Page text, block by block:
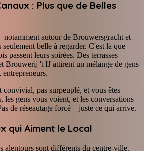
: Plus que de Belles
autour de Brouwersgracht et
belle à regarder. C'est là que
passent leurs soirées. Des terrasses
Brouwerij 't IJ attirent un mélange de gens
pas surpeuplé, et vous êtes
les gens vous voient, et les conversations
de réseautage forcé—juste ce qui arrive.
qui Aiment le Local
alentours sont différents du centre-ville.